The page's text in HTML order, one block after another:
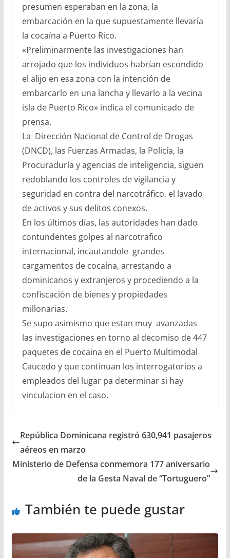
presumen esperaban en la zona, la
embarcación en la que supuestamente llevaría
la cocaína a Puerto Rico.
«Preliminarmente las investigaciones han
arrojado que los individuos habrían escondido
el alijo en esa zona con la intención de
embarcarlo en una lancha y llevarlo a la vecina
isla de Puerto Rico» indica el comunicado de
prensa.
La Dirección Nacional de Control de Drogas
(DNCD), las Fuerzas Armadas, la Policía, la
Procuraduría y agencias de inteligencia, siguen
redoblando los controles de vigilancia y
seguridad en contra del narcotráfico, el lavado
de activos y sus delitos conexos.
En los últimos días, las autoridades han dado
contundentes golpes al narcotrafico
internacional, incautandole grandes
cargamentos de cocaína, arrestando a
dominicanos y extranjeros y procediendo a la
confiscación de bienes y propiedades
millonarias.
Se supo asimismo que estan muy avanzadas
las investigaciones en torno al decomiso de 447
paquetes de cocaina en el Puerto Multimodal
Caucedo y que continuan los interrogatorios a
empleados del lugar pa determinar si hay
vinculacion en el caso.
República Dominicana registró 630,941 pasajeros
aéreos en marzo
Ministerio de Defensa conmemora 177 aniversario
de la Gesta Naval de “Tortuguero”
También te puede gustar